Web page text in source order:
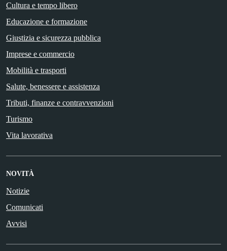
Cultura e tempo libero
Educazione e formazione
Giustizia e sicurezza pubblica
Imprese e commercio
Mobilità e trasporti
Salute, benessere e assistenza
Tributi, finanze e contravvenzioni
Turismo
Vita lavorativa
NOVITÀ
Notizie
Comunicati
Avvisi